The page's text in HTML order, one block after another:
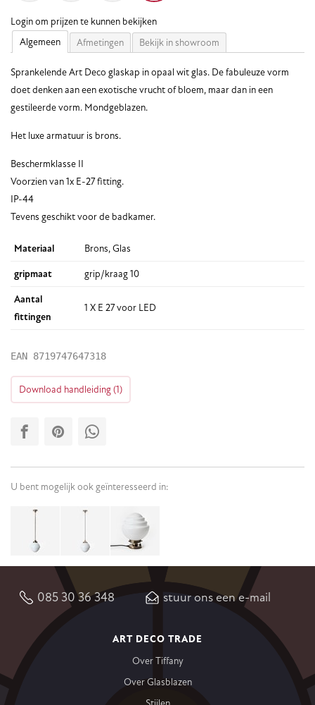
Login om prijzen te kunnen bekijken
Algemeen
Afmetingen Bekijk in showroom
Sprankelende Art Deco glaskap in opaal wit glas. De fabuleuze vorm
doet denken aan een exotische vrucht of bloem, maar dan in een
gestileerde vorm. Mondgeblazen.
Het luxe armatuur is brons.
Beschermklasse II
Voorzien van 1x E-27 fitting.
IP-44
Tevens geschikt voor de badkamer.
Materiaal Brons, Glas
gripmaat grip/kraag 10
Aantal
fittingen
1 X E 27 voor LED
EAN 8719747647318
Download handleiding (1)
U bent mogelijk ook geïnteresseerd in:
085 30 36 348 stuur ons een e-mail
ART DECO TRADE
Over Tiffany
Over Glasblazen